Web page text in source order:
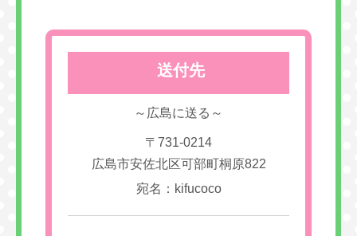
送付先
～広島に送る～
〒731-0214
広島市安佐北区可部町桐原822
宛名：kifucoco